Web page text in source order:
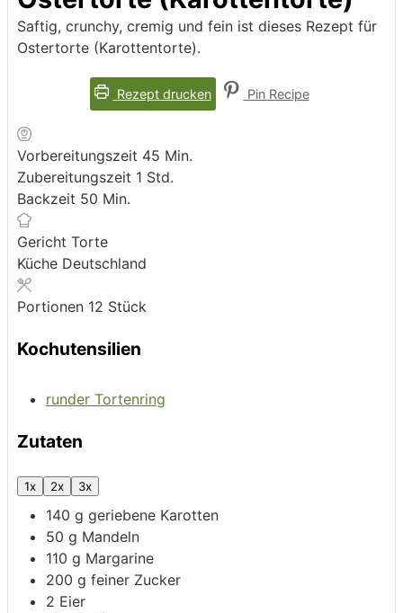
Saftig, crunchy, cremig und fein ist dieses Rezept für
Ostertorte (Karottentorte).
Rezept drucken Pin Recipe
Vorbereitungszeit 45 Minuten
Min.
Zubereitungszeit 1 Stunde
Std.
Backzeit 50 Minuten
Min.
Gericht Torte
Küche Deutschland
Portionen 12 Stück
Kochutensilien
runder Tortenring
Zutaten
1x 2x 3x
140 g geriebene Karotten
50 g Mandeln
110 g Margarine
200 g feiner Zucker
2 Eier